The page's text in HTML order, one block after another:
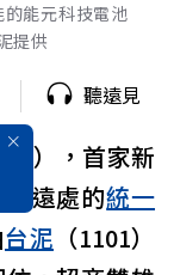
能元科技電池
提供
聽遠見
），首家新
遠處的統一
台泥 （1101）